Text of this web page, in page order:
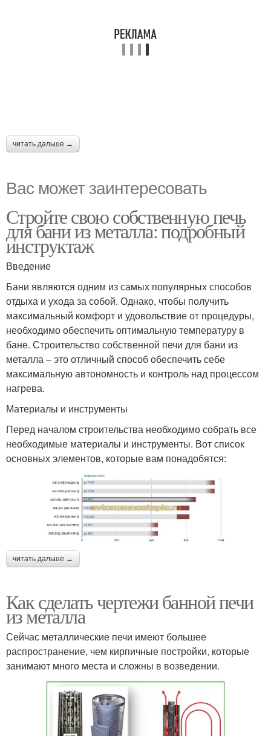
читать дальше →
Вас может заинтересовать
Стройте свою собственную печь
для бани из металла: подробный
инструктаж
Введение
Бани являются одним из самых популярных способов
отдыха и ухода за собой. Однако, чтобы получить
максимальный комфорт и удовольствие от процедуры,
необходимо обеспечить оптимальную температуру в
бане. Строительство собственной печи для бани из
металла – это отличный способ обеспечить себе
максимальную автономность и контроль над процессом
нагрева.
Материалы и инструменты
Перед началом строительства необходимо собрать все
необходимые материалы и инструменты. Вот список
основных элементов, которые вам понадобятся:
читать дальше →
Как сделать чертежи банной печи
из металла
Сейчас металлические печи имеют большее
распространение, чем кирпичные постройки, которые
занимают много места и сложны в возведении.